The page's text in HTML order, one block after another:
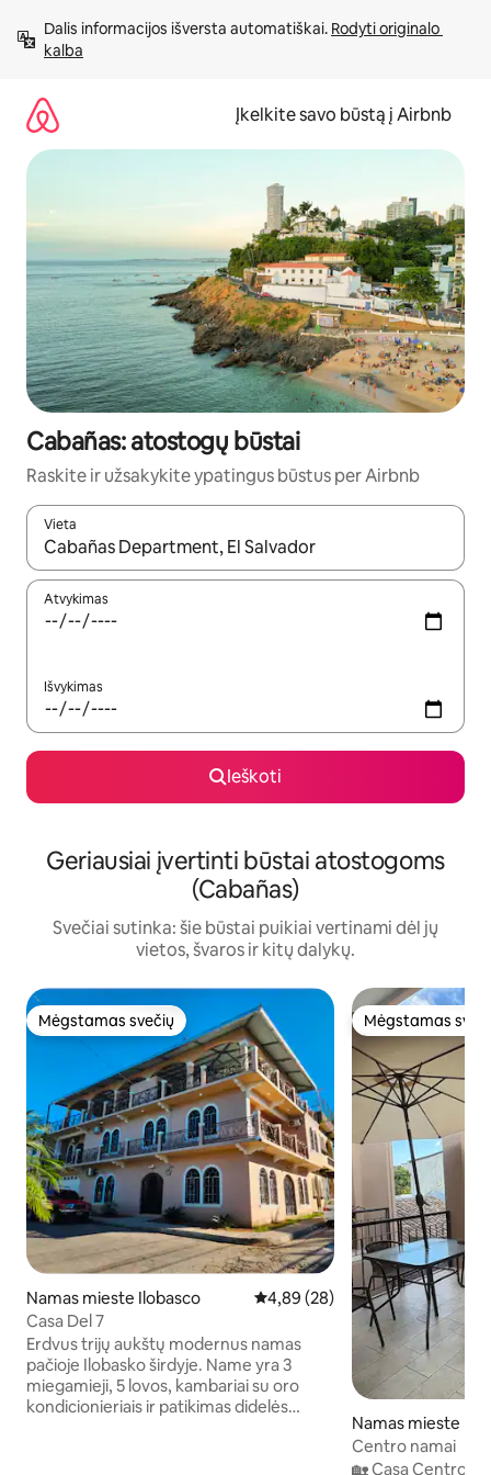
prie
turinio
Dalis informacijos išversta automatiškai. Rodyti originalo
kalba
Įkelkite savo būstą į Airbnb
Cabañas: atostogų būstai
Raskite ir užsakykite ypatingus būstus per Airbnb
Vieta
Kai pasirodys paieškos rezultatai, juos naršyti galite
Atvykimas
Išvykimas
Ieškoti
Geriausiai įvertinti būstai atostogoms
(Cabañas)
Svečiai sutinka: šie būstai puikiai vertinami dėl jų
vietos, švaros ir kitų dalykų.
Mėgstamas svečių
Mėgstamas svečių
Namas mieste Ilobasco Vidutinis įvertinimas: 4,89 iš 5,
4,89 (28)
Casa Del 7
Erdvus trijų aukštų modernus namas
pačioje Ilobasko širdyje. Name yra 3
miegamieji, 5 lovos, kambariai su oro
kondicionieriais ir patikimas didelės
Mėgstamas
Mėgstamas
Namas mieste
Centro namai
🏡 Casa Centro –